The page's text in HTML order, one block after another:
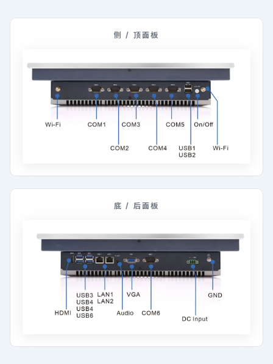
侧 / 顶面板
底 / 后面板